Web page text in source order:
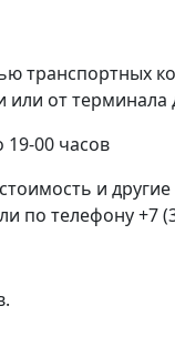
транспортных
от терминала
19-00 часов
и
по телефону +7